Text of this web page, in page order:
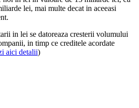
lei, mai multe decat in aceeasi
in lei se datoreaza cresterii volumului
in timp ce creditele acordate
aici detalii)